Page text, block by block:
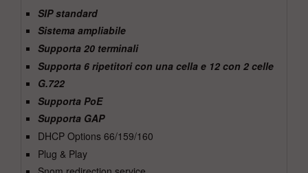
SIP standard
Sistema ampliabile
Supporta 20 terminali
Supporta 6 ripetitori con una cella e 12 con 2 celle
G.722
Supporta PoE
Supporta GAP
DHCP Options 66/159/160
Plug & Play